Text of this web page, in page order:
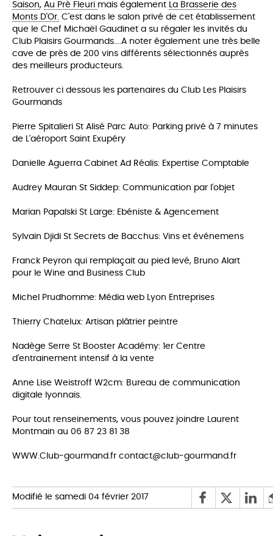
Saison, Au Prè Fleuri mais également La Brasserie des
Monts D'Or. C'est dans le salon privé de cet établissement
que le Chef Michaël Gaudinet a su régaler les invités du
Club Plaisirs Gourmands....A noter également une très belle
cave de près de 200 vins différents sélectionnés auprès
des meilleurs producteurs.
Retrouver ci dessous les partenaires du Club Les Plaisirs
Gourmands
Pierre Spitalieri St Alisé Parc Auto: Parking privé à 7 minutes
de L'aéroport Saint Exupéry
Danielle Aguerra Cabinet Ad Réalis: Expertise Comptable
Audrey Mauran St Siddep: Communication par l'objet
Marian Papalski St Large: Ebéniste & Agencement
Sylvain Djidi St Secrets de Bacchus: Vins et événemens
Franck Peyron qui remplaçait au pied levé, Bruno Alart
pour le Wine and Business Club
Michel Prudhomme: Média web Lyon Entreprises
Thierry Chatelux: Artisan plâtrier peintre
Nadège Serre St Booster Académy: 1er Centre
d'entrainement intensif à la vente
Anne Lise Weistroff W2cm: Bureau de communication
digitale lyonnais.
Pour tout renseinements, vous pouvez joindre Laurent
Montmain au 06 87 23 81 38
WWW.Club-gourmand.fr contact@club-gourmand.fr
Modifié le samedi 04 février 2017